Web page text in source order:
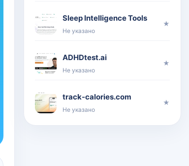
Sleep Intelligence Tools
Не указано
★
ADHDtest.ai
Не указано
★
track-calories.com
Не указано
★